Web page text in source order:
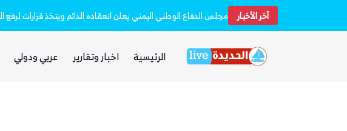
آخر الأخبار
الرئيسية اخبار وتقارير عربي ودولي